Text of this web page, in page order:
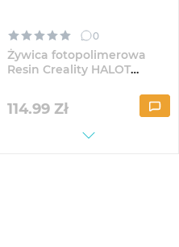
0
Żywica fotopolimerowa
Resin Creality HALOT
114.99 Zł